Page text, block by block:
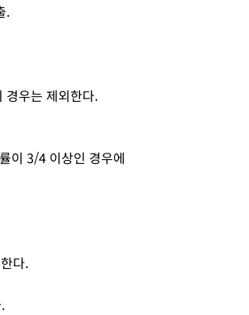
.
경우는 제외한다.
이 3/4 이상인 경우에
다.